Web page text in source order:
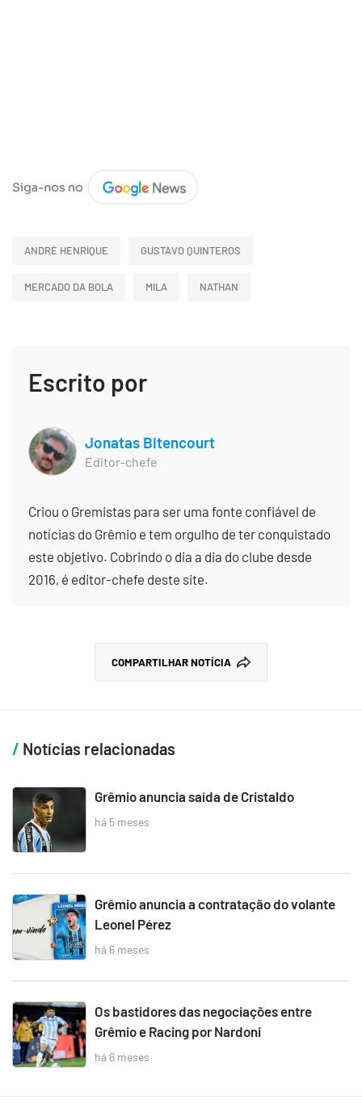
ANDRÉ HENRIQUE GUSTAVO QUINTEROS
MERCADO DA BOLA MILA NATHAN
Escrito por
Jonatas Bitencourt
Editor-chefe
Criou o Gremistas para ser uma fonte confiável de
notícias do Grêmio e tem orgulho de ter conquistado
este objetivo. Cobrindo o dia a dia do clube desde
2016, é editor-chefe deste site.
COMPARTILHAR NOTÍCIA
Notícias relacionadas
Grêmio anuncia saída de Cristaldo
há 5 meses
Grêmio anuncia a contratação do volante
Leonel Pérez
há 6 meses
Os bastidores das negociações entre
Grêmio e Racing por Nardoni
há 6 meses